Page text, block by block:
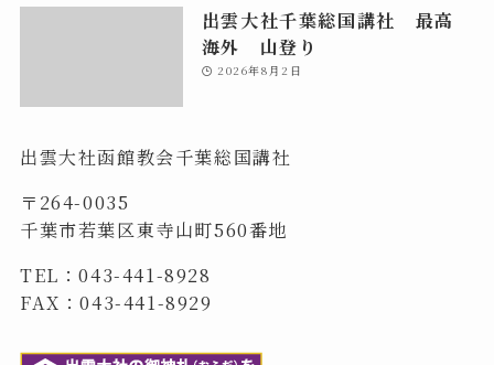
出雲大社千葉総国講社 最高
海外 山登り
2026年8月2日
出雲大社函館教会千葉総国講社
〒264-0035
千葉市若葉区東寺山町560番地
TEL：043-441-8928
FAX：043-441-8929